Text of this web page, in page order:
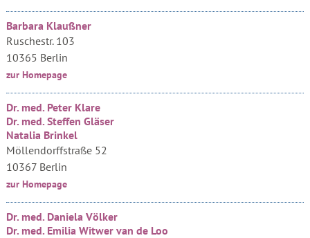
Barbara Klaußner
Ruschestr. 103
10365 Berlin
zur Homepage
Dr. med. Peter Klare
Dr. med. Steffen Gläser
Natalia Brinkel
Möllendorffstraße 52
10367 Berlin
zur Homepage
Dr. med. Daniela Völker
Dr. med. Emilia Witwer van de Loo